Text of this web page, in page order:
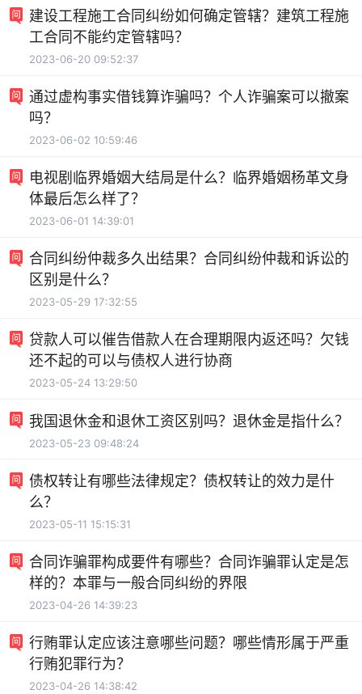
建设工程施工合同纠纷如何确定管辖？建筑工程施
工合同不能约定管辖吗？
2023-06-20 09:52:37
通过虚构事实借钱算诈骗吗？个人诈骗案可以撤案
吗？
2023-06-02 10:59:46
电视剧临界婚姻大结局是什么？临界婚姻杨革文身
体最后怎么样了？
2023-06-01 14:39:01
合同纠纷仲裁多久出结果？合同纠纷仲裁和诉讼的
区别是什么？
2023-05-29 17:32:55
贷款人可以催告借款人在合理期限内返还吗？欠钱
还不起的可以与债权人进行协商
2023-05-24 13:29:50
我国退休金和退休工资区别吗？退休金是指什么？
2023-05-23 09:48:24
债权转让有哪些法律规定？债权转让的效力是什
么？
2023-05-11 15:15:31
合同诈骗罪构成要件有哪些？合同诈骗罪认定是怎
样的？本罪与一般合同纠纷的界限
2023-04-26 14:39:23
行贿罪认定应该注意哪些问题？哪些情形属于严重
行贿犯罪行为？
2023-04-26 14:38:42